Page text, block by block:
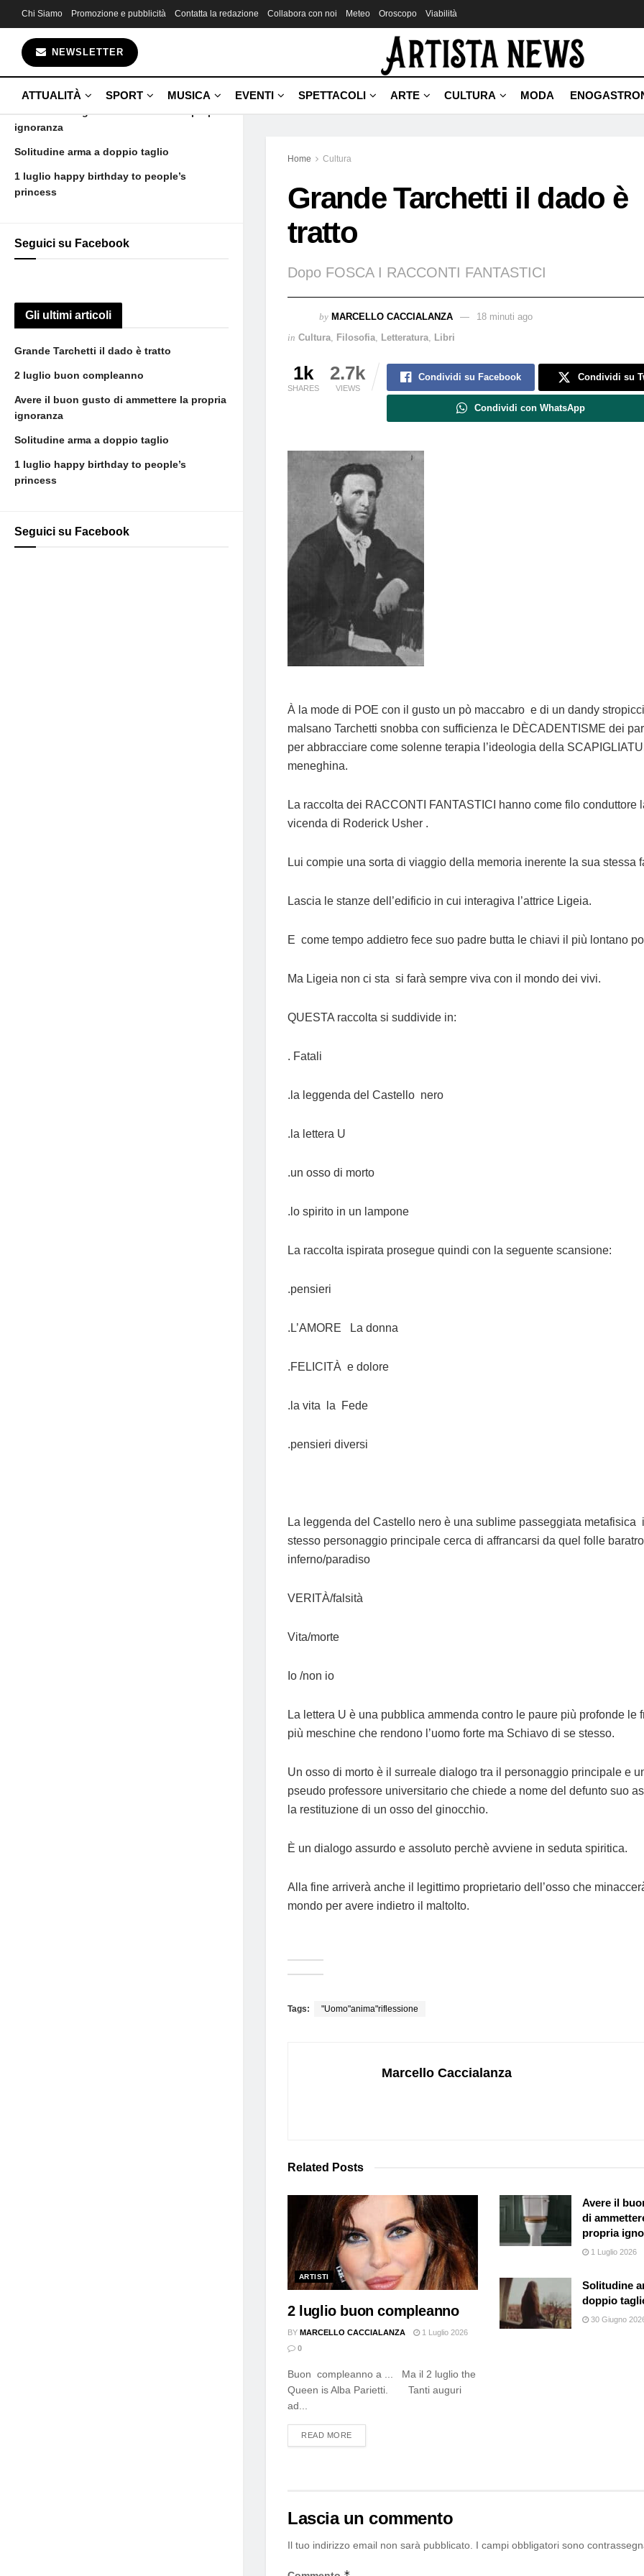
Gli ultimi articoli
Grande Tarchetti il dado è tratto
2 luglio buon compleanno
ignoranza
Solitudine arma a doppio taglio
1 luglio happy birthday to people’s
princess
Seguici su Facebook
Gli ultimi articoli
Grande Tarchetti il dado è tratto
2 luglio buon compleanno
Avere il buon gusto di ammettere la propria
ignoranza
Solitudine arma a doppio taglio
1 luglio happy birthday to people’s
princess
Seguici su Facebook
Chi Siamo Promozione e pubblicità Contatta la redazione Collabora con noi Meteo Oroscopo Viabilità
NEWSLETTER
ATTUALITÀ SPORT MUSICA EVENTI SPETTACOLI ARTE CULTURA MODA
Home Cultura
Grande Tarchetti il dado è
tratto
Dopo FOSCA I RACCONTI FANTASTICI
by MARCELLO CACCIALANZA
18 minuti ago
in Cultura Filosofia Letteratura Libri
1k
SHARES
2.7k
VIEWS
Condividi su Facebook Condividi su
Condividi con WhatsApp
À la mode di POE con il gusto un pò maccabro e di un dandy
malsano Tarchetti snobba con sufficienza le DÈCADENTISME dei
per abbracciare come solenne terapia l’ideologia della
meneghina.
La raccolta dei RACCONTI FANTASTICI hanno come filo conduttore
vicenda di Roderick Usher .
Lui compie una sorta di viaggio della memoria inerente la sua stessa
Lascia le stanze dell’edificio in cui interagiva l’attrice Ligeia.
E come tempo addietro fece suo padre butta le chiavi il più lontano
Ma Ligeia non ci sta si farà sempre viva con il mondo dei vivi.
QUESTA raccolta si suddivide in:
. Fatali
.la leggenda del Castello nero
.la lettera U
.un osso di morto
.lo spirito in un lampone
La raccolta ispirata prosegue quindi con la seguente scansione:
.pensieri
.L’AMORE La donna
.FELICITÀ e dolore
.la vita la Fede
.pensieri diversi
La leggenda del Castello nero è una sublime passeggiata metafisica
stesso personaggio principale cerca di affrancarsi da quel folle
inferno/paradiso
VERITÀ/falsità
Vita/morte
Io /non io
La lettera U è una pubblica ammenda contro le paure più profonde le
più meschine che rendono l’uomo forte ma Schiavo di se stesso.
Un osso di morto è il surreale dialogo tra il personaggio principale e
pseudo professore universitario che chiede a nome del defunto suo
la restituzione di un osso del ginocchio.
È un dialogo assurdo e assoluto perchè avviene in seduta spiritica.
Alla fine arriverà anche il legittimo proprietario dell’osso che
mondo per avere indietro il maltolto.
Tags: "Uomo"anima"riflessione
Marcello Caccialanza
Related Posts
ARTISTI
2 luglio buon compleanno
BY MARCELLO CACCIALANZA
1 Luglio 2026
0
Buon compleanno a ... Ma il 2 luglio the
Queen is Alba Parietti. Tanti auguri
ad...
READ MOREDETAILS
Avere il
di
propria
1 Luglio 2026
Solitudine
doppio
30 Giugno
Lascia un commento
Il tuo indirizzo email non sarà pubblicato. I campi obbligatori sono